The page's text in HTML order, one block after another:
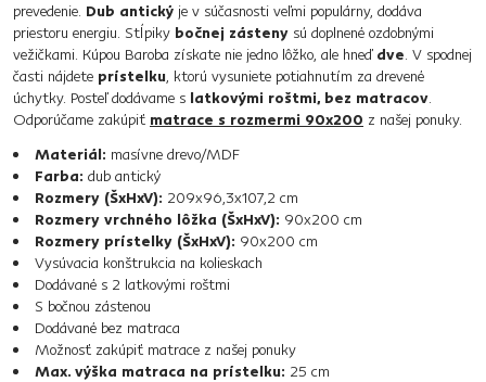
prevedenie. Dub antický je v súčasnosti veľmi populárny, dodáva
priestoru energiu. Stĺpiky bočnej zásteny sú doplnené ozdobnými
vežičkami. Kúpou Baroba získate nie jedno lôžko, ale hneď dve. V spodnej
časti nájdete prístelku, ktorú vysuniete potiahnutím za drevené
úchytky. Posteľ dodávame s latkovými roštmi, bez matracov.
Odporúčame zakúpiť matrace s rozmermi 90x200 z našej ponuky.
Materiál: masívne drevo/MDF
Farba: dub antický
Rozmery (ŠxHxV): 209x96,3x107,2 cm
Rozmery vrchného lôžka (ŠxHxV): 90x200 cm
Rozmery prístelky (ŠxHxV): 90x200 cm
Vysúvacia konštrukcia na kolieskach
Dodávané s 2 latkovými roštmi
S bočnou zástenou
Dodávané bez matraca
Možnosť zakúpiť matrace z našej ponuky
Max. výška matraca na prístelku: 25 cm